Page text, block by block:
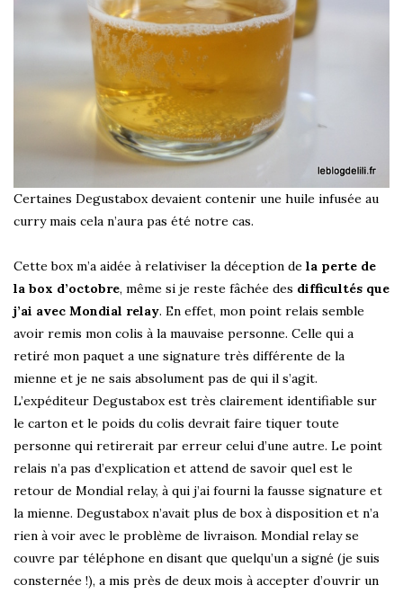
Certaines Degustabox devaient contenir une huile infusée au
curry mais cela n’aura pas été notre cas.
Cette box m’a aidée à relativiser la déception de la perte de
la box d’octobre, même si je reste fâchée des difficultés que
j’ai avec Mondial relay. En effet, mon point relais semble
avoir remis mon colis à la mauvaise personne. Celle qui a
retiré mon paquet a une signature très différente de la
mienne et je ne sais absolument pas de qui il s’agit.
L’expéditeur Degustabox est très clairement identifiable sur
le carton et le poids du colis devrait faire tiquer toute
personne qui retirerait par erreur celui d’une autre. Le point
relais n’a pas d’explication et attend de savoir quel est le
retour de Mondial relay, à qui j’ai fourni la fausse signature et
la mienne. Degustabox n’avait plus de box à disposition et n’a
rien à voir avec le problème de livraison. Mondial relay se
couvre par téléphone en disant que quelqu’un a signé (je suis
consternée !), a mis près de deux mois à accepter d’ouvrir un